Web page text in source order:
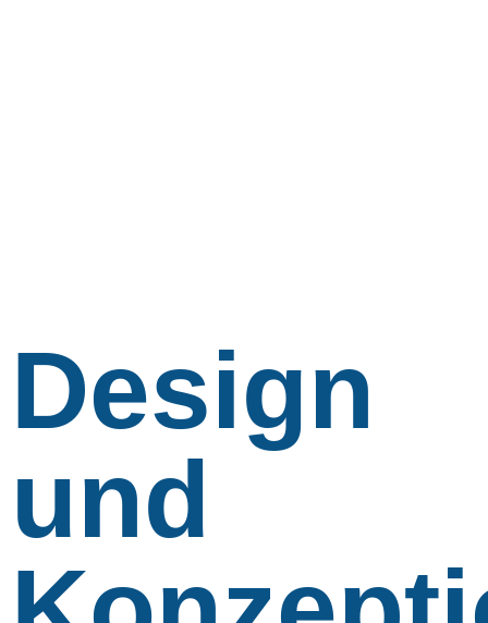
Design
und